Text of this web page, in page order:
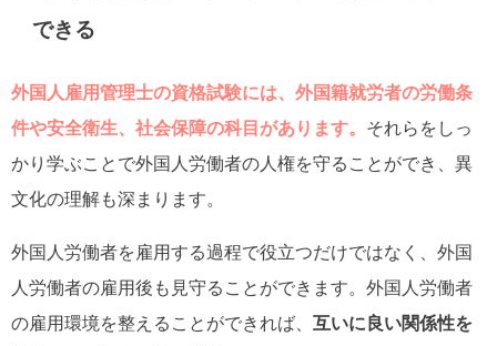
できる
外国人雇用管理士の資格試験には、外国籍就労者の労働条
件や安全衛生、社会保障の科目があります。 それらをしっ
かり学ぶことで外国人労働者の人権を守ることができ、異
文化の理解も深まります。
外国人労働者を雇用する過程で役立つだけではなく、外国
人労働者の雇用後も見守ることができます。外国人労働者
の雇用環境を整えることができれば、 互いに良い関係性を